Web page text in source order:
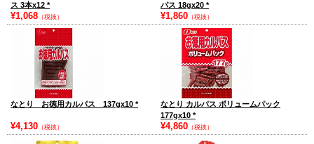
ス 3本x12 *
¥1,068 （税抜）
パス 18gx20 *
¥1,860 （税抜）
なとり お徳用カルパス 137gx10 *
¥4,130 （税抜）
なとり カルパス ボリュームパック
177gx10 *
¥4,860 （税抜）